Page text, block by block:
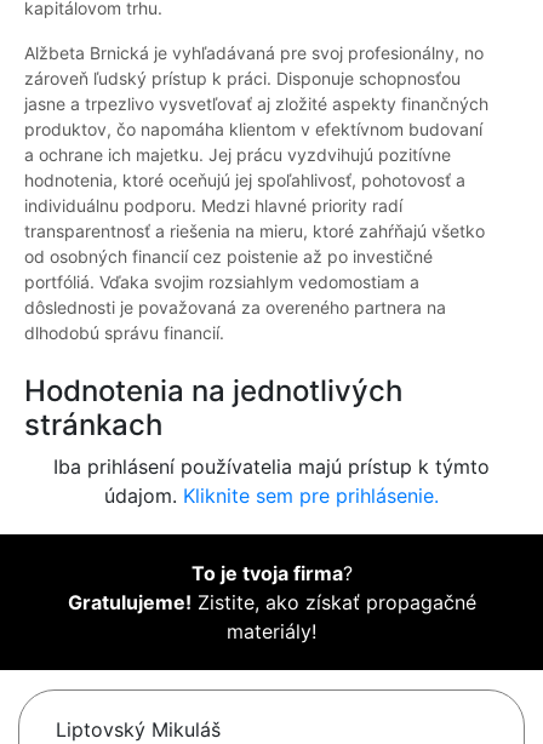
kapitálovom trhu.
Alžbeta Brnická je vyhľadávaná pre svoj profesionálny, no
zároveň ľudský prístup k práci. Disponuje schopnosťou
jasne a trpezlivo vysvetľovať aj zložité aspekty finančných
produktov, čo napomáha klientom v efektívnom budovaní
a ochrane ich majetku. Jej prácu vyzdvihujú pozitívne
hodnotenia, ktoré oceňujú jej spoľahlivosť, pohotovosť a
individuálnu podporu. Medzi hlavné priority radí
transparentnosť a riešenia na mieru, ktoré zahŕňajú všetko
od osobných financií cez poistenie až po investičné
portfóliá. Vďaka svojim rozsiahlym vedomostiam a
dôslednosti je považovaná za overeného partnera na
dlhodobú správu financií.
Hodnotenia na jednotlivých
stránkach
Iba prihlásení používatelia majú prístup k týmto
údajom. Kliknite sem pre prihlásenie.
To je tvoja firma?
Gratulujeme! Zistite, ako získať propagačné
materiály!
Liptovský Mikuláš